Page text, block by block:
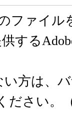
ファイル
する
い方は、
ださい。